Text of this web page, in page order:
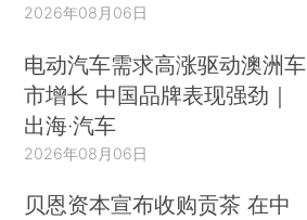
2026年08月06日
电动汽车需求高涨驱动澳洲车
市增长 中国品牌表现强劲｜
出海·汽车
2026年08月06日
贝恩资本宣布收购贡茶 在中